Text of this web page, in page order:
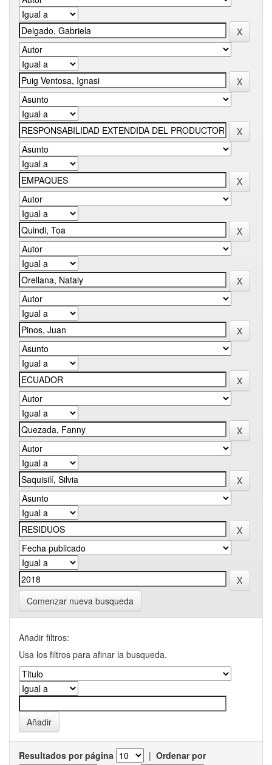
Comenzar nueva busqueda
Añadir filtros:
Usa los filtros para afinar la busqueda.
Resultados por página | Ordenar por